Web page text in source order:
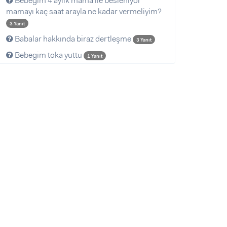
mamayı kaç saat arayla ne kadar vermeliyim?
3 Yanıt
Babalar hakkında biraz dertleşme 3 Yanıt
Bebegim toka yuttu 1 Yanıt